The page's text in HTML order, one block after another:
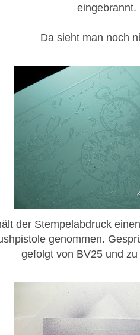
eingebrannt.
Da sieht man noch
der Stempelabdruck
genommen.
gefolgt von BV25 und